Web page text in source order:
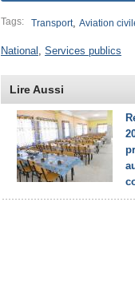
Tags: Transport, Aviation
National , Services publics
Lire Aussi